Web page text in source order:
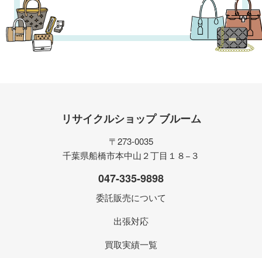
リサイクルショップ ブルーム
〒273-0035
千葉県船橋市本中山２丁目１８−３
047-335-9898
委託販売について
出張対応
買取実績一覧